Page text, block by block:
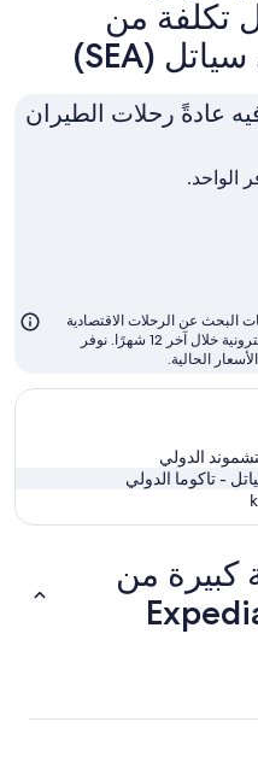
تكلفة من
عادةً رحلات الطيران
البحث عن الرحلات الاقتصادية
التي تستغرق 10 أيام أو أقل على مواقعنا الإلكترونية خلال آخر 12 شهرًا. نوفر
الحالية.
الدولي
- تاكوما الدولي
من